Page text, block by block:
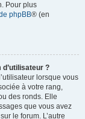
Pour plus
phpBB® (en
?
lorsque vous
à votre rang,
des ronds. Elle
que vous avez
le forum. L’autre